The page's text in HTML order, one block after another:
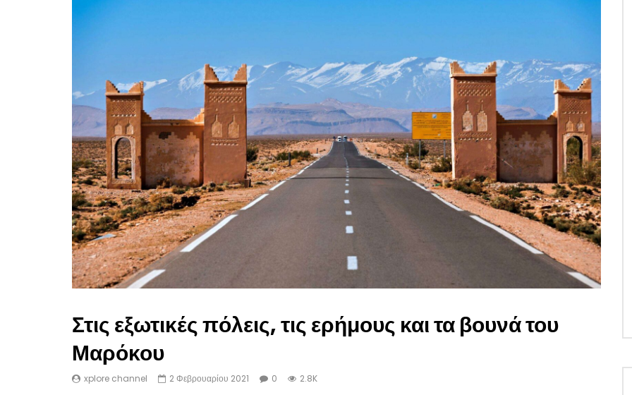
Στις εξωτικές πόλεις, τις ερήμους και τα βουνά του
Μαρόκου
xplore channel 2 Φεβρουαρίου 2021 0 2.8K